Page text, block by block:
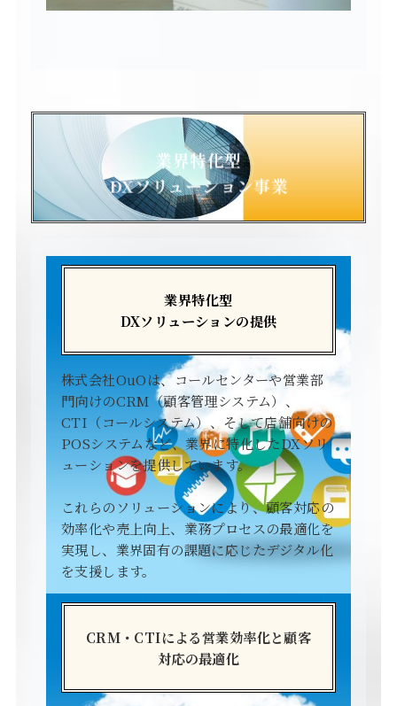
業界特化型
DXソリューション事業
業界特化型
DXソリューションの提供
株式会社OuOは、コールセンターや営業部
門向けのCRM（顧客管理システム）、
CTI（コールシステム）、そして店舗向けの
POSシステムなど、業界に特化したDXソリ
ューションを提供しています。
これらのソリューションにより、顧客対応の
効率化や売上向上、業務プロセスの最適化を
実現し、業界固有の課題に応じたデジタル化
を支援します。
CRM・CTIによる営業効率化と顧客
対応の最適化